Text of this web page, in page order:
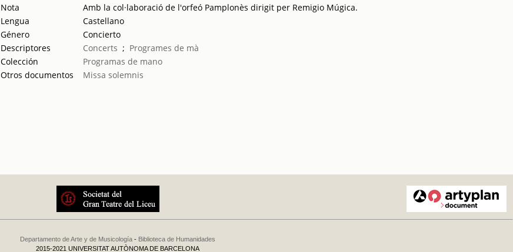
Nota
Amb la col·laboració de l'orfeó Pamplonès dirigit per Remigio Múgica.
Lengua
Castellano
Género
Concierto
Descriptores
Concerts ; Programes de mà
Colección
Programas de mano
Otros documentos
Missa solemnis
Departamento de Arte y de Musicología - Biblioteca de Humanidades
2015-2021 UNIVERSITAT AUTÒNOMA DE BARCELONA